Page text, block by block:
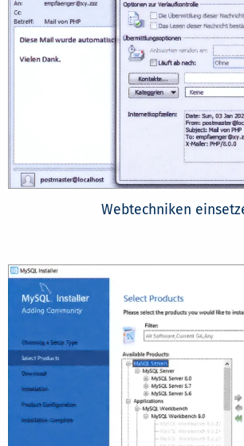
Webtechniken